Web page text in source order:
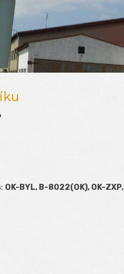
OK-BYL, B-8022(OK), OK-ZXP,